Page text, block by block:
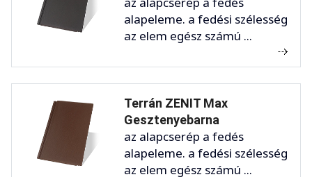
alapeleme. a fedési szélesség
az elem egész számú ...
Terrán ZENIT Max
Gesztenyebarna
az alapcserép a fedés
alapeleme. a fedési szélesség
az elem egész számú ...